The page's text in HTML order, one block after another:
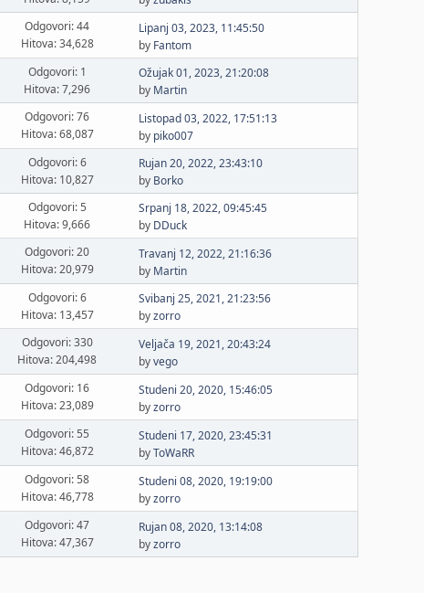
Odgovori: 44
Hitova: 34,628
Lipanj 03, 2023, 11:45:50
by Fantom
Odgovori: 1
Hitova: 7,296
Ožujak 01, 2023, 21:20:08
by Martin
Odgovori: 76
Hitova: 68,087
Listopad 03, 2022, 17:51:13
by piko007
Odgovori: 6
Hitova: 10,827
Rujan 20, 2022, 23:43:10
by Borko
Odgovori: 5
Hitova: 9,666
Srpanj 18, 2022, 09:45:45
by DDuck
Odgovori: 20
Hitova: 20,979
Travanj 12, 2022, 21:16:36
by Martin
Odgovori: 6
Hitova: 13,457
Svibanj 25, 2021, 21:23:56
byzorro
Odgovori: 330
Hitova: 204,498
Veljača 19, 2021, 20:43:24
byvego
Odgovori: 16
Hitova: 23,089
Studeni 20, 2020, 15:46:05
byzorro
Odgovori: 55
Hitova: 46,872
Studeni 17, 2020, 23:45:31
byToWaRR
Odgovori: 58
Hitova: 46,778
Studeni 08, 2020, 19:19:00
byzorro
Odgovori: 47
Hitova: 47,367
Rujan 08, 2020, 13:14:08
byzorro